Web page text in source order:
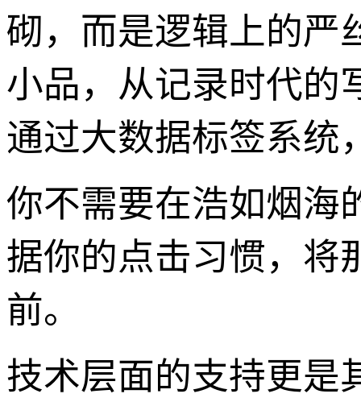
砌，而是逻辑上的严
小品，从记录时代的
通过大数据标签系统
你不需要在浩如烟海
据你的点击习惯，将
前。
技术层面的支持更是